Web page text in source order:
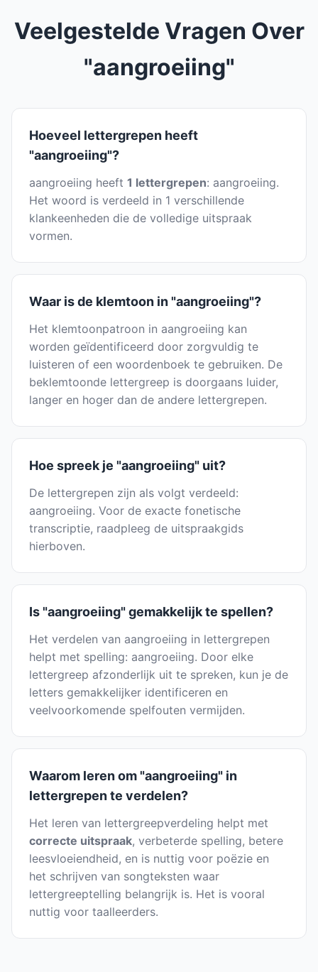
Veelgestelde Vragen Over
"aangroeiing"
Hoeveel lettergrepen heeft
"aangroeiing"?
aangroeiing heeft 1 lettergrepen: aangroeiing.
Het woord is verdeeld in 1 verschillende
klankeenheden die de volledige uitspraak
vormen.
Waar is de klemtoon in "aangroeiing"?
Het klemtoonpatroon in aangroeiing kan
worden geïdentificeerd door zorgvuldig te
luisteren of een woordenboek te gebruiken. De
beklemtoonde lettergreep is doorgaans luider,
langer en hoger dan de andere lettergrepen.
Hoe spreek je "aangroeiing" uit?
De lettergrepen zijn als volgt verdeeld:
aangroeiing. Voor de exacte fonetische
transcriptie, raadpleeg de uitspraakgids
hierboven.
Is "aangroeiing" gemakkelijk te spellen?
Het verdelen van aangroeiing in lettergrepen
helpt met spelling: aangroeiing. Door elke
lettergreep afzonderlijk uit te spreken, kun je de
letters gemakkelijker identificeren en
veelvoorkomende spelfouten vermijden.
Waarom leren om "aangroeiing" in
lettergrepen te verdelen?
Het leren van lettergreepverdeling helpt met
correcte uitspraak, verbeterde spelling, betere
leesvloeiendheid, en is nuttig voor poëzie en
het schrijven van songteksten waar
lettergreeptelling belangrijk is. Het is vooral
nuttig voor taalleerders.